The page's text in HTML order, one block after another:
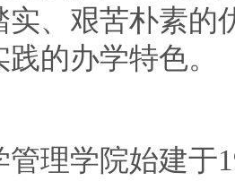
实、艰苦朴素的
的办学特色。
理学院始建于